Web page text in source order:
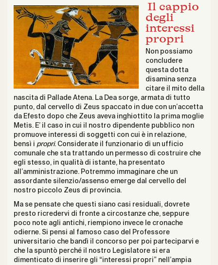
Il cappio
degli
interessi
propri
Non possiamo
concludere
questa dotta
disamina senza
citare il mito della
nascita di Pallade Atena. La Dea sorge, armata di tutto
punto, dal cervello di Zeus spaccato in due con un’accetta
da Efesto dopo che Zeus aveva inghiottito la prima moglie
Metis. E’ il caso in cui il nostro dipendente pubblico non
promuove interessi di soggetti con cui è in relazione,
bensì i propri. Considerate il funzionario di un ufficio
comunale che sta trattando un permesso di costruire che
egli stesso, in qualità di istante, ha presentato
all’amministrazione. Potremmo immaginare che un
assordante silenzio/assenso emerge dal cervello del
nostro piccolo Zeus di provincia.
Ma se pensate che questi siano casi residuali, dovrete
presto ricredervi di fronte a circostanze che, seppure
poco note agli antichi, riempiono invece le cronache
odierne. Si pensi al famoso caso del Professore
universitario che bandì il concorso per poi parteciparvi e
che la spuntò perché il nostro Legislatore si era
dimenticato di inserire gli “interessi propri” nell’ampia